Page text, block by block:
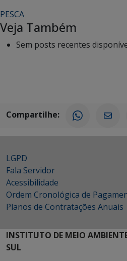
PESCA
Veja Também
Sem posts recentes
Compartilhe:
LGPD
Fala Servidor
Acessibilidade
Ordem Cronológica de
Planos de Contratações Anuais
INSTITUTO DE MEIO
SUL